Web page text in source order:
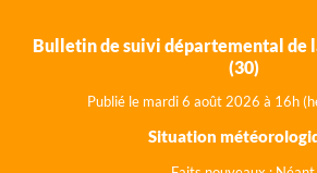
Bulletin de suivi départemental de
(30)
Publié le mardi 6 août 2026 à 16h
Situation